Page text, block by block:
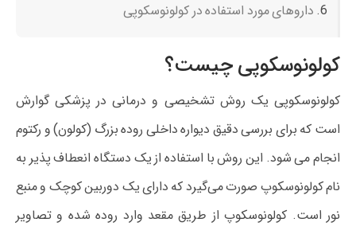
داروهای مورد استفاده در کولونوسکوپی
کولونوسکوپی چیست؟
کولونوسکوپی یک روش تشخیصی و درمانی در پزشکی گوارش
است که برای بررسی دقیق دیواره داخلی روده بزرگ (کولون) و رکتوم
انجام می‌ شود. این روش با استفاده از یک دستگاه انعطاف‌ پذیر به
نام کولونوسکوپ صورت می‌گیرد که دارای یک دوربین کوچک و منبع
نور است. کولونوسکوپ از طریق مقعد وارد روده شده و تصاویر